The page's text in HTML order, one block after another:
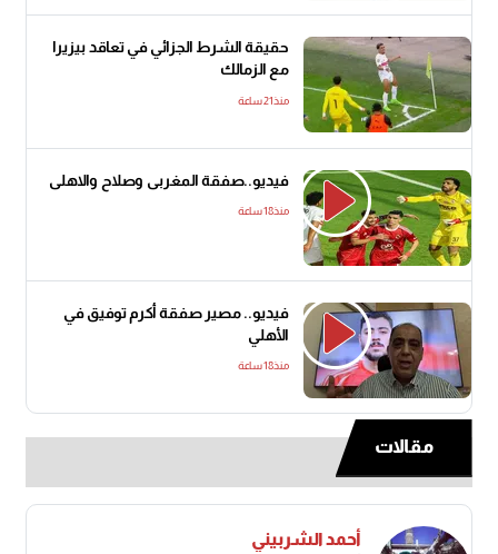
حقيقة الشرط الجزائي في تعاقد بيزيرا
مع الزمالك
منذ21 ساعة
فيديو..صفقة المغربى وصلاح والاهلى
منذ18 ساعة
فيديو.. مصير صفقة أكرم توفيق في
الأهلي
منذ18 ساعة
مقالات
أحمد الشربيني